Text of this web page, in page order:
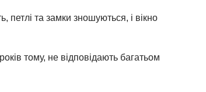
петлі та замки зношуються, і вікно
тому, не відповідають багатьом